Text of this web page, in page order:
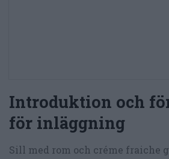
Introduktion och
för inläggning
Sill med rom och créme fraiche